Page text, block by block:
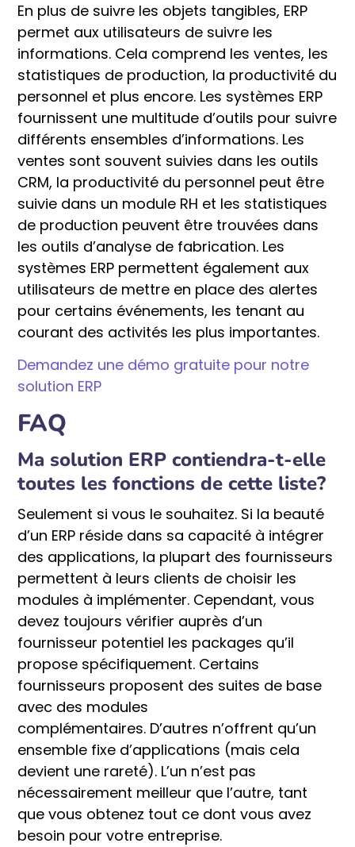
En plus de suivre les objets tangibles, ERP
permet aux utilisateurs de suivre les
informations. Cela comprend les ventes, les
statistiques de production, la productivité du
personnel et plus encore. Les systèmes ERP
fournissent une multitude d’outils pour suivre
différents ensembles d’informations. Les
ventes sont souvent suivies dans les outils
CRM, la productivité du personnel peut être
suivie dans un module RH et les statistiques
de production peuvent être trouvées dans
les outils d’analyse de fabrication. Les
systèmes ERP permettent également aux
utilisateurs de mettre en place des alertes
pour certains événements, les tenant au
courant des activités les plus importantes.
Demandez une démo gratuite pour notre
solution ERP
FAQ
Ma solution ERP contiendra-t-elle
toutes les fonctions de cette liste?
Seulement si vous le souhaitez. Si la beauté
d’un ERP réside dans sa capacité à intégrer
des applications, la plupart des fournisseurs
permettent à leurs clients de choisir les
modules à implémenter. Cependant, vous
devez toujours vérifier auprès d’un
fournisseur potentiel les packages qu’il
propose spécifiquement. Certains
fournisseurs proposent des suites de base
avec des modules
complémentaires. D’autres n’offrent qu’un
ensemble fixe d’applications (mais cela
devient une rareté). L’un n’est pas
nécessairement meilleur que l’autre, tant
que vous obtenez tout ce dont vous avez
besoin pour votre entreprise.